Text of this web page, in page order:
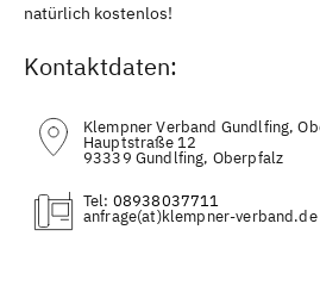
natürlich kostenlos!
Kontaktdaten:
Klempner Verband Gundlfing,
Hauptstraße 12
93339 Gundlfing, Oberpfalz
Tel: 08938037711
(at)